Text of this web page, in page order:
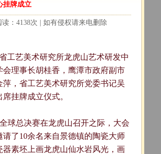
挂牌成立
：4138次 | 如有侵权请来电删除
艺美术研究所龙虎山艺术研发中
理事长胡桂香，鹰潭市政府副市
，省工艺美术研究所党委书记吴
挂牌成立仪式。
球总决赛在龙虎山召开之际，大会
了10余名来自景德镇的陶瓷大师
素坯上画龙虎山仙水岩风光，画